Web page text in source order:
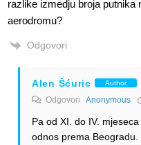
razlike izmedju broja
aerodromu?
Odgovori
Alen Šćuric Author
Odgovori Anonymous
Pa od XI. do IV.
odnos prema